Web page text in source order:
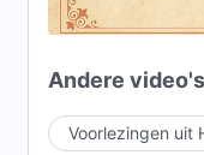
Andere video's
Voorlezingen uit